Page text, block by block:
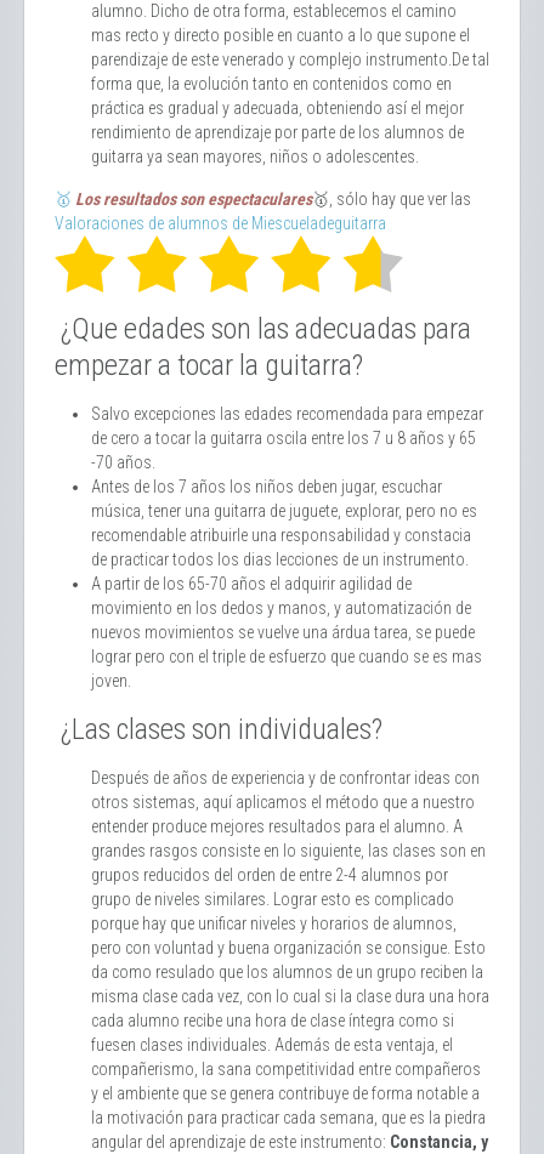
alumno. Dicho de otra forma, establecemos el camino
mas recto y directo posible en cuanto a lo que supone el
parendizaje de este venerado y complejo instrumento.De tal
forma que, la evolución tanto en contenidos como en
práctica es gradual y adecuada, obteniendo así el mejor
rendimiento de aprendizaje por parte de los alumnos de
guitarra ya sean mayores, niños o adolescentes.
🥇 Los resultados son espectaculares🥇, sólo hay que ver las
Valoraciones de alumnos de Miescueladeguitarra
¿Que edades son las adecuadas para
empezar a tocar la guitarra?
Salvo excepciones las edades recomendada para empezar
de cero a tocar la guitarra oscila entre los 7 u 8 años y 65
-70 años.
Antes de los 7 años los niños deben jugar, escuchar
música, tener una guitarra de juguete, explorar, pero no es
recomendable atribuirle una responsabilidad y constacia
de practicar todos los dias lecciones de un instrumento.
A partir de los 65-70 años el adquirir agilidad de
movimiento en los dedos y manos, y automatización de
nuevos movimientos se vuelve una árdua tarea, se puede
lograr pero con el triple de esfuerzo que cuando se es mas
joven.
¿Las clases son individuales?
Después de años de experiencia y de confrontar ideas con
otros sistemas, aquí aplicamos el método que a nuestro
entender produce mejores resultados para el alumno. A
grandes rasgos consiste en lo siguiente, las clases son en
grupos reducidos del orden de entre 2-4 alumnos por
grupo de niveles similares. Lograr esto es complicado
porque hay que unificar niveles y horarios de alumnos,
pero con voluntad y buena organización se consigue. Esto
da como resulado que los alumnos de un grupo reciben la
misma clase cada vez, con lo cual si la clase dura una hora
cada alumno recibe una hora de clase íntegra como si
fuesen clases individuales. Además de esta ventaja, el
compañerismo, la sana competitividad entre compañeros
y el ambiente que se genera contribuye de forma notable a
la motivación para practicar cada semana, que es la piedra
angular del aprendizaje de este instrumento: Constancia, y